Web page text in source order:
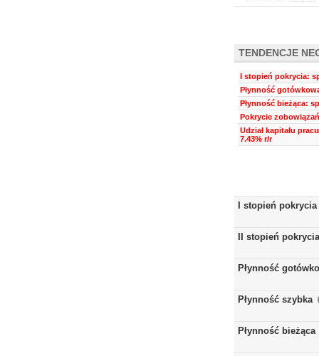
TENDENCJE
I stopień pokrycia:
Płynność
Płynność bieżąca:
Pokrycie
Udział kapitału
7.43% r/r
I stopień pokrycia
II stopień pokrycia
Płynność
Płynność szybka
Płynność bieżąca